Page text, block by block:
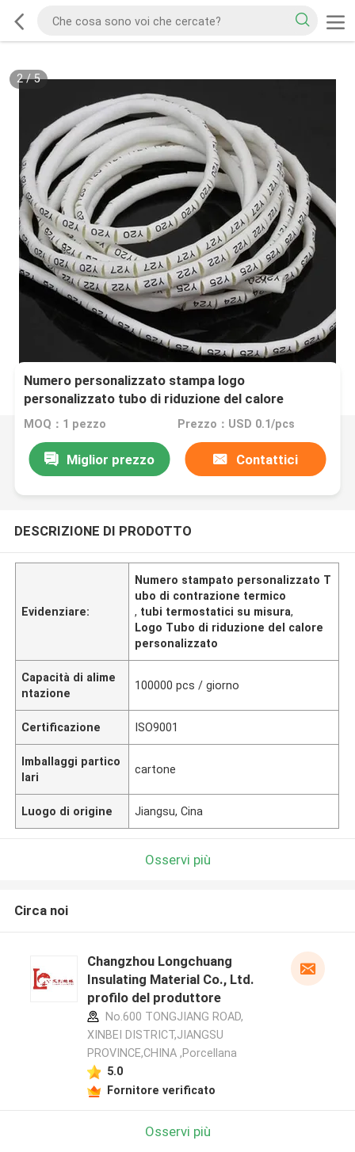
2/5
Numero personalizzato stampa logo
personalizzato tubo di riduzione del calore
riduzione del calore manicotto di identificazione
MOQ：1 pezzo Prezzo：USD 0.1/pcs
Miglior prezzo Contattici
DESCRIZIONE DI PRODOTTO
Evidenziare:
Numero stampato personalizzato T
ubo di contrazione termico
, tubi termostatici su misura,
Logo Tubo di riduzione del calore
personalizzato
Capacità di alime
ntazione
100000 pcs / giorno
Certificazione ISO9001
Imballaggi partico
lari
cartone
Luogo di origine Jiangsu, Cina
Osservi più
Circa noi
Changzhou Longchuang
Insulating Material Co., Ltd.
profilo del produttore
No.600 TONGJIANG ROAD,
XINBEI DISTRICT,JIANGSU
PROVINCE,CHINA ,Porcellana
5.0
Fornitore verificato
Osservi più